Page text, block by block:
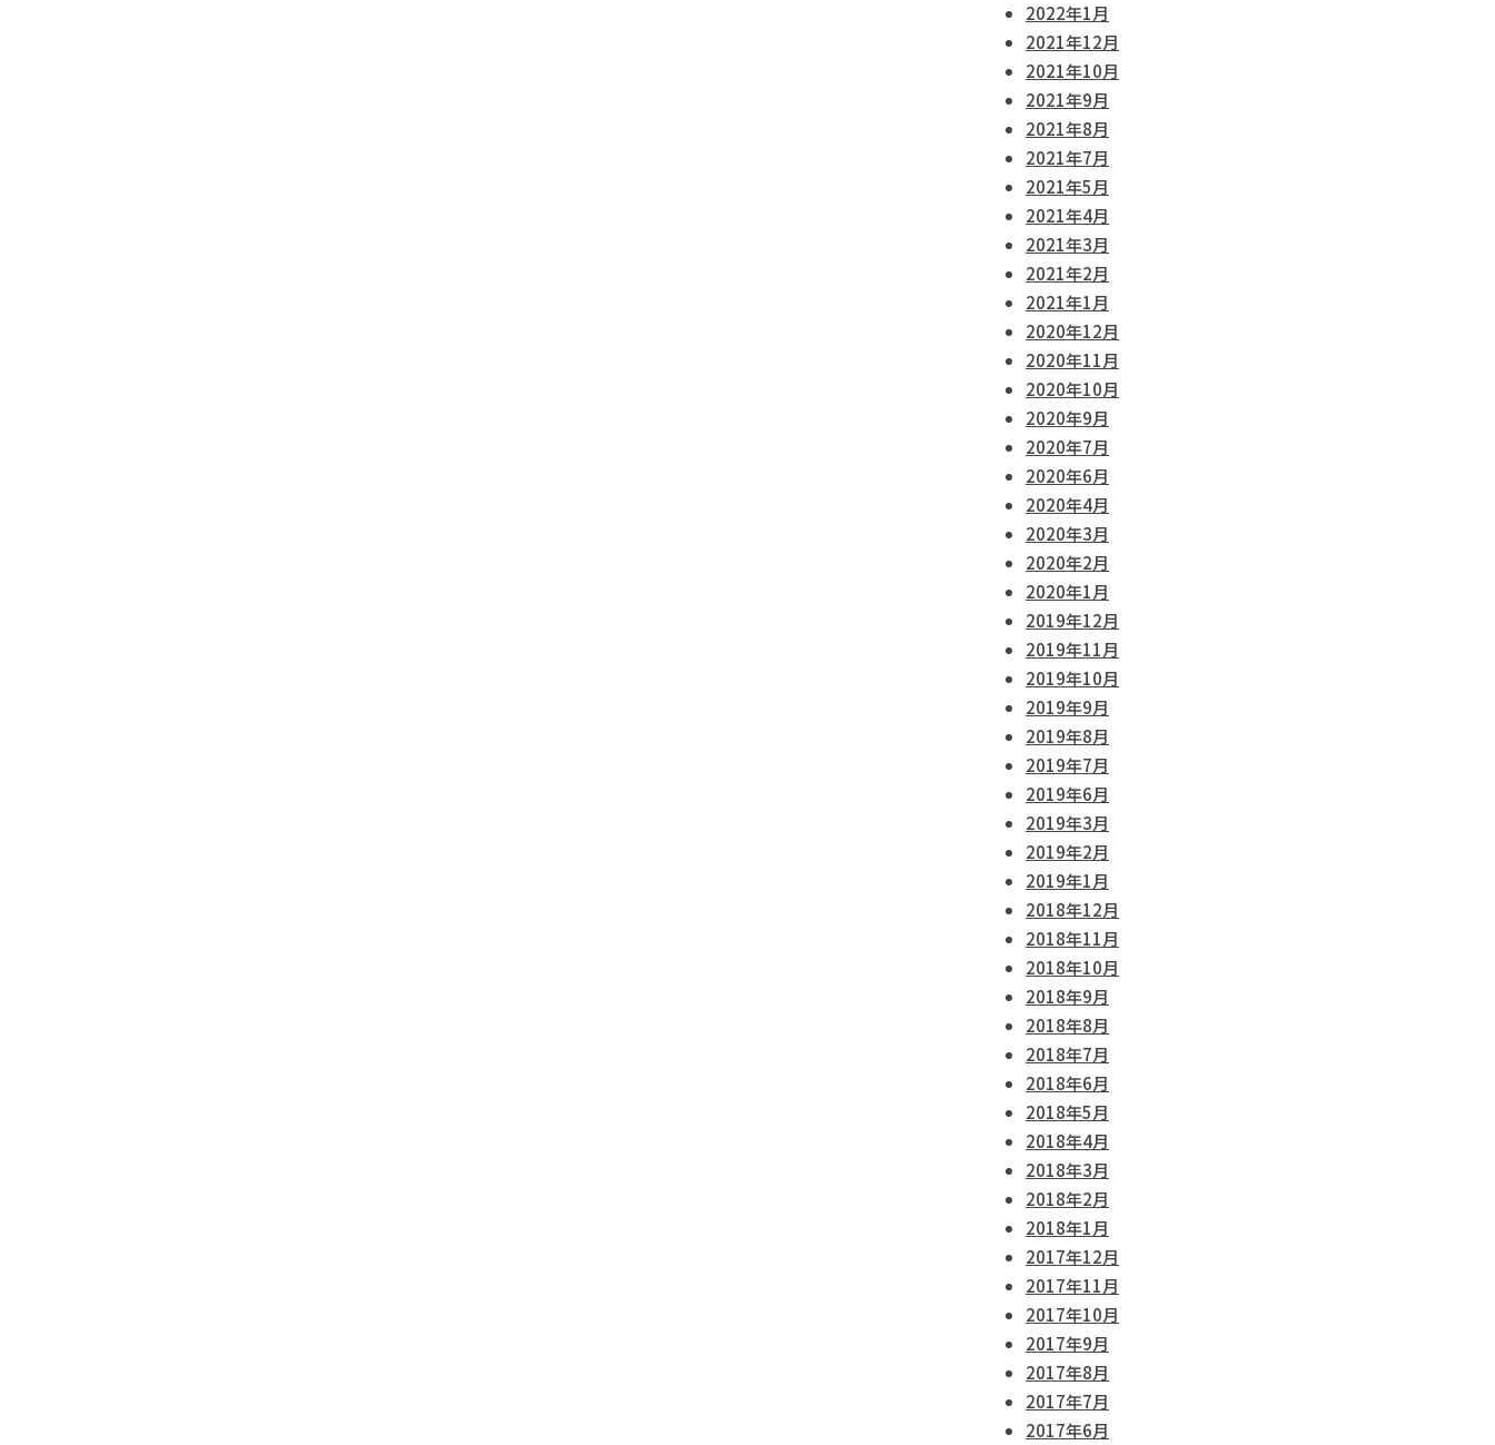
2022年1月
2021年12月
2021年10月
2021年9月
2021年8月
2021年7月
2021年5月
2021年4月
2021年3月
2021年2月
2021年1月
2020年12月
2020年11月
2020年10月
2020年9月
2020年7月
2020年6月
2020年4月
2020年3月
2020年2月
2020年1月
2019年12月
2019年11月
2019年10月
2019年9月
2019年8月
2019年7月
2019年6月
2019年3月
2019年2月
2019年1月
2018年12月
2018年11月
2018年10月
2018年9月
2018年8月
2018年7月
2018年6月
2018年5月
2018年4月
2018年3月
2018年2月
2018年1月
2017年12月
2017年11月
2017年10月
2017年9月
2017年8月
2017年7月
2017年6月